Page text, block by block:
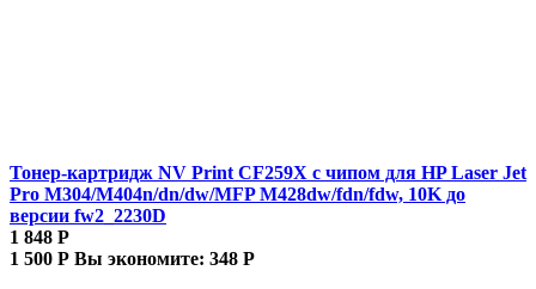
Тонер-картридж NV Print CF259X с чипом для HP Laser Jet
Pro M304/M404n/dn/dw/MFP M428dw/fdn/fdw, 10K до
версии fw2_2230D
1 848 Р
1 500 Р Вы экономите: 348 Р